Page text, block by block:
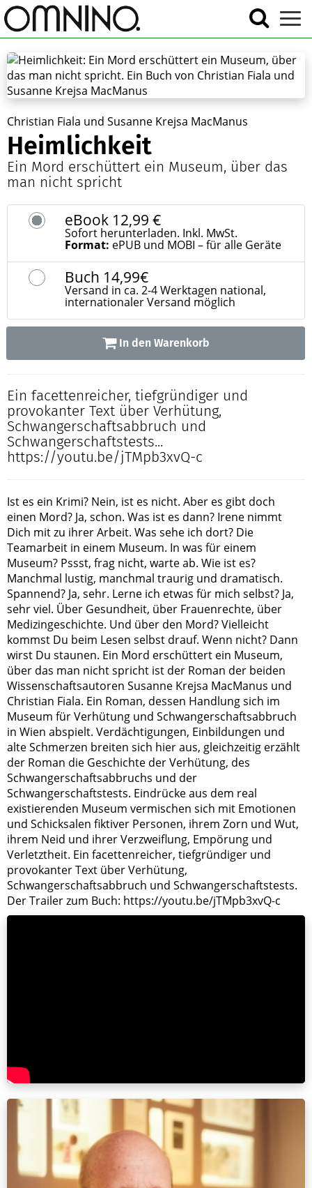
Christian Fiala und Susanne Krejsa MacManus
Heimlichkeit
Ein Mord erschüttert ein Museum, über das
man nicht spricht
eBook 12,99 €
Sofort herunterladen. Inkl. MwSt.
Format: ePUB und MOBI – für alle Geräte
Buch 14,99€
Versand in ca. 2-4 Werktagen national,
internationaler Versand möglich
In den Warenkorb
Ein facettenreicher, tiefgründiger und
provokanter Text über Verhütung,
Schwangerschaftsabbruch und
Schwangerschaftstests...
https://youtu.be/jTMpb3xvQ-c
Ist es ein Krimi? Nein, ist es nicht. Aber es gibt doch
einen Mord? Ja, schon. Was ist es dann? Irene nimmt
Dich mit zu ihrer Arbeit. Was sehe ich dort? Die
Teamarbeit in einem Museum. In was für einem
Museum? Pssst, frag nicht, warte ab. Wie ist es?
Manchmal lustig, manchmal traurig und dramatisch.
Spannend? Ja, sehr. Lerne ich etwas für mich selbst? Ja,
sehr viel. Über Gesundheit, über Frauenrechte, über
Medizingeschichte. Und über den Mord? Vielleicht
kommst Du beim Lesen selbst drauf. Wenn nicht? Dann
wirst Du staunen. Ein Mord erschüttert ein Museum,
über das man nicht spricht ist der Roman der beiden
Wissenschaftsautoren Susanne Krejsa MacManus und
Christian Fiala. Ein Roman, dessen Handlung sich im
Museum für Verhütung und Schwangerschaftsabbruch
in Wien abspielt. Verdächtigungen, Einbildungen und
alte Schmerzen breiten sich hier aus, gleichzeitig erzählt
der Roman die Geschichte der Verhütung, des
Schwangerschaftsabbruchs und der
Schwangerschaftstests. Eindrücke aus dem real
existierenden Museum vermischen sich mit Emotionen
und Schicksalen fiktiver Personen, ihrem Zorn und Wut,
ihrem Neid und ihrer Verzweiflung, Empörung und
Verletztheit. Ein facettenreicher, tiefgründiger und
provokanter Text über Verhütung,
Schwangerschaftsabbruch und Schwangerschaftstests.
Der Trailer zum Buch: https://youtu.be/jTMpb3xvQ-c